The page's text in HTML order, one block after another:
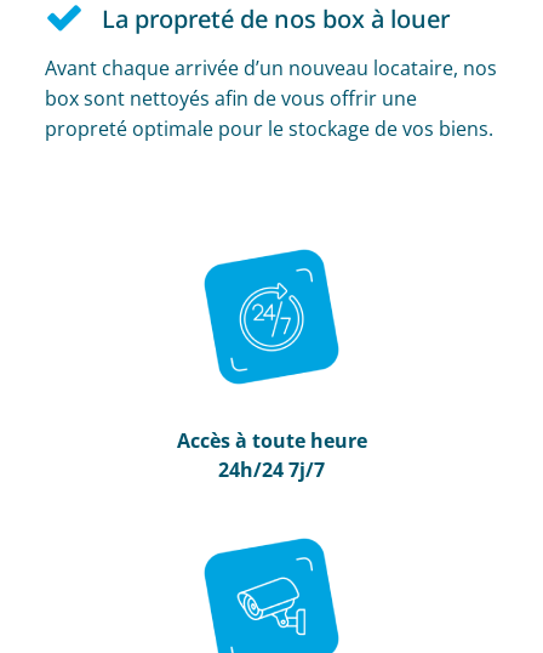
La propreté de nos box à louer
Avant chaque arrivée d’un nouveau locataire, nos
box sont nettoyés afin de vous offrir une
propreté optimale pour le stockage de vos biens.
Accès à toute heure
24h/24 7j/7